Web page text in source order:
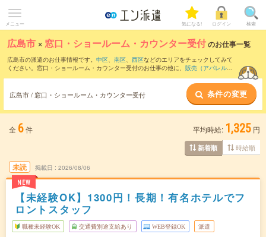
メニュー 気になる! ログイン 検索
広島市 × 窓口・ショールーム・カウンター受付のお仕事一覧
広島市の派遣のお仕事情報です。 中区、 南区、 西区などのエリアをチェックしてみて
ください。窓口・ショールーム・カウンター受付のお仕事の他に、 販売（アパレル・
などを取り揃えています。さらに、短期・単
発などの期間や、 職種未経験OK
などのこだわり条件で絞り込んでいただけます。職種
辞典： 窓口・ショールーム・カウンター受付のお仕事とは？とは？
広島市 / 窓口・ショールーム・カウンター受付 条件の変更
全 6件 平均時給: 1,325 円
新着順 時給順
未読
NEW
掲載日 2026/08/06
【未経験OK】1300円！長期！有名ホテルでフ
ロントスタッフ
職種未経験OK 交通費別途支給あり WEB登録OK 派遣